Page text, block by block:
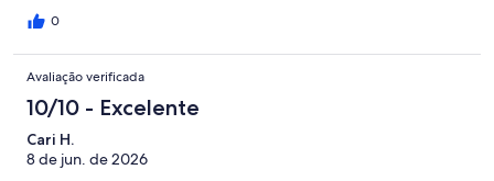
0
Avaliação verificada
10/10 - Excelente
Cari H.
8 de jun. de 2026